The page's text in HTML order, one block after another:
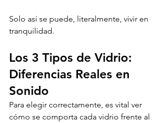
Solo así se puede, literalmente, vivir en
tranquilidad.
Los 3 Tipos de Vidrio:
Diferencias Reales en
Sonido
Para elegir correctamente, es vital ver
cómo se comporta cada vidrio frente al